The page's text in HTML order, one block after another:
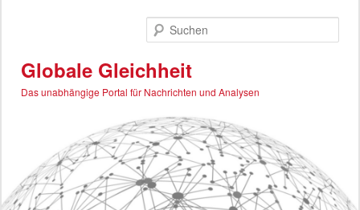
Globale Gleichheit
Das unabhängige Portal für Nachrichten und Analysen